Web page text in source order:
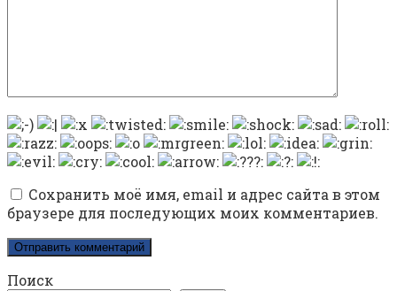
Сохранить моё имя, email и адрес сайта в этом
браузере для последующих моих комментариев.
Поиск